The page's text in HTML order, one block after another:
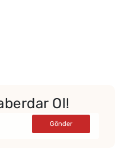
Ol!